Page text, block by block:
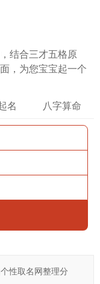
结合三才五格原
，为您宝宝起一个
名 八字算命
性取名网整理分